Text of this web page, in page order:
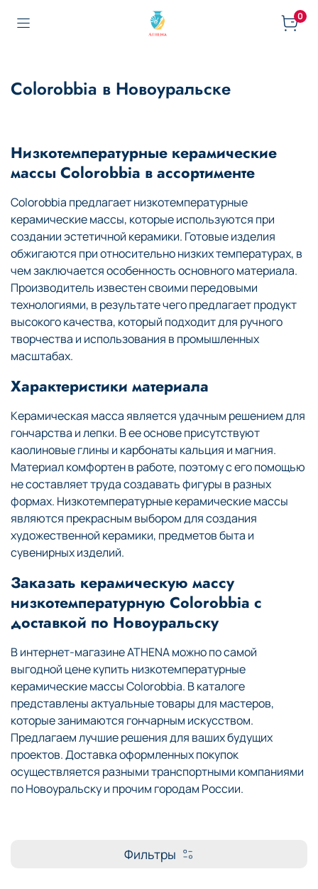
0
Colorobbia в Новоуральске
Низкотемпературные керамические
массы Colorobbia в ассортименте
Colorobbia предлагает низкотемпературные
керамические массы, которые используются при
создании эстетичной керамики. Готовые изделия
обжигаются при относительно низких температурах, в
чем заключается особенность основного материала.
Производитель известен своими передовыми
технологиями, в результате чего предлагает продукт
высокого качества, который подходит для ручного
творчества и использования в промышленных
масштабах.
Характеристики материала
Керамическая масса является удачным решением для
гончарства и лепки. В ее основе присутствуют
каолиновые глины и карбонаты кальция и магния.
Материал комфортен в работе, поэтому с его помощью
не составляет труда создавать фигуры в разных
формах. Низкотемпературные керамические массы
являются прекрасным выбором для создания
художественной керамики, предметов быта и
сувенирных изделий.
Заказать керамическую массу
низкотемпературную Colorobbia с
доставкой по Новоуральску
В интернет-магазине ATHENA можно по самой
выгодной цене купить низкотемпературные
керамические массы Colorobbia. В каталоге
представлены актуальные товары для мастеров,
которые занимаются гончарным искусством.
Предлагаем лучшие решения для ваших будущих
проектов. Доставка оформленных покупок
осуществляется разными транспортными компаниями
по Новоуральску и прочим городам России.
Фильтры